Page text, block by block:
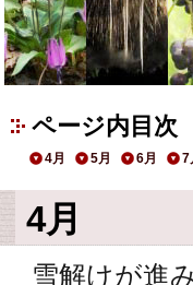
ページ内目次
4月 5月 6月 7
4月
雪解けが進